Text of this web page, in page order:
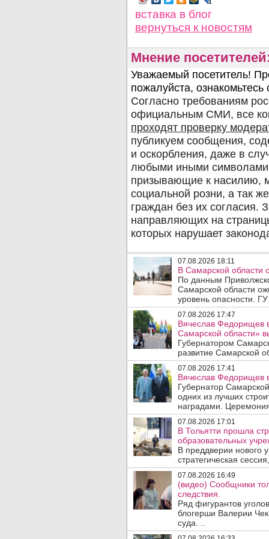
вставка в блог
вернуться к новостям
Мнение
07.08.2026 18:11
В Самарской области
По данным
Самарской области
уровень опасности.
07.08.2026 17:47
Вячеслав Федорищев
Самарской области»
Губернатором
развитие Самарской
07.08.2026 17:41
Вячеслав Федорищев
Губернатор
одних из лучших
наградами.
07.08.2026 17:01
В Тольятти прошла
образовательных
В преддверии нового
стратегическая
07.08.2026 16:49
(видео) Сообщники
следствия.
Ряд фигурантов
блогерши Валерии
суда. ..